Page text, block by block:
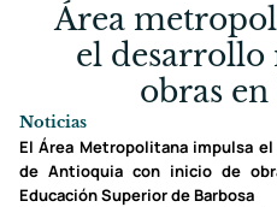
Área
el desarrollo
obras
Noticias
El Área Metropolitana impulsa
de Antioquia con inicio de
Educación Superior de Barbosa